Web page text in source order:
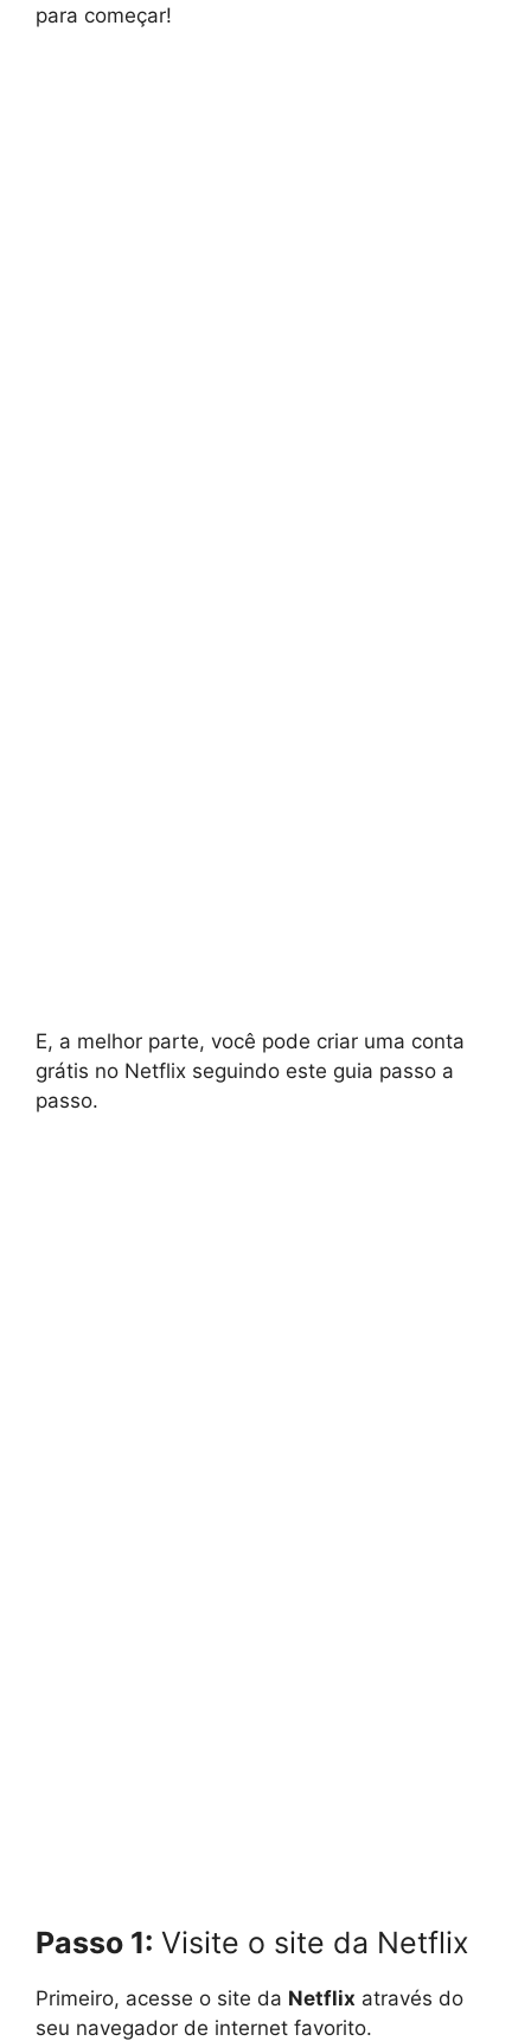
para começar!
E, a melhor parte, você pode criar uma conta
grátis no Netflix seguindo este guia passo a
passo.
Passo 1: Visite o site da Netflix
Primeiro, acesse o site da Netflix através do
seu navegador de internet favorito.